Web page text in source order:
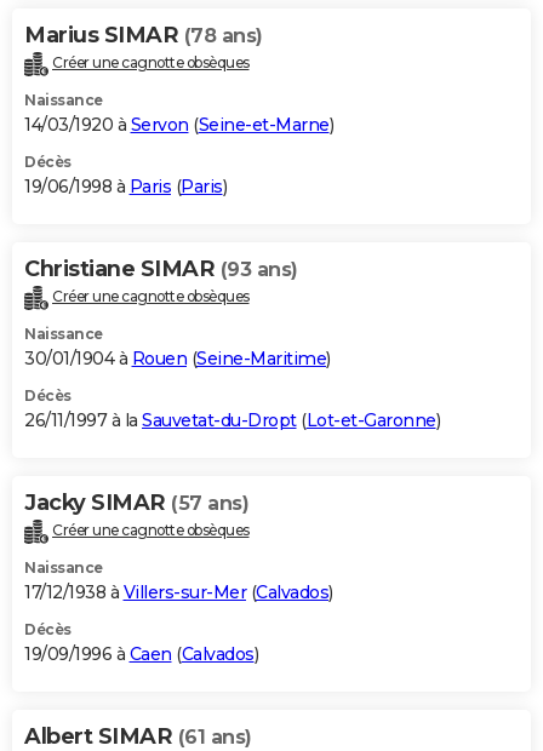
Marius SIMAR (78 ans)
Créer une cagnotte obsèques
Naissance
14/03/1920 à Servon (Seine-et-Marne)
Décès
19/06/1998 à Paris (Paris)
Christiane SIMAR (93 ans)
Créer une cagnotte obsèques
Naissance
30/01/1904 à Rouen (Seine-Maritime)
Décès
26/11/1997 à la Sauvetat-du-Dropt(Lot-et-Garonne)
Jacky SIMAR (57 ans)
Créer une cagnotte obsèques
Naissance
17/12/1938 à Villers-sur-Mer(Calvados)
Décès
19/09/1996 à Caen (Calvados)
Albert SIMAR (61 ans)